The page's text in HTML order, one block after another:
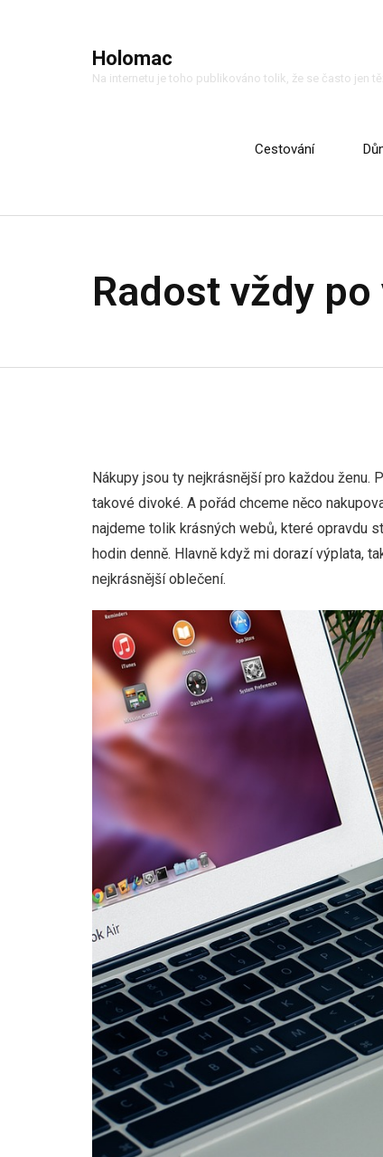
Holomac
Na internetu je toho publikováno tolik, že se často jen
Cestování
Radost vždy
Nákupy jsou ty nejkrásnější pro každou ženu.
takové divoké. A pořád chceme něco
najdeme tolik krásných webů, které opravdu
hodin denně. Hlavně když mi dorazí výplata,
nejkrásnější oblečení.